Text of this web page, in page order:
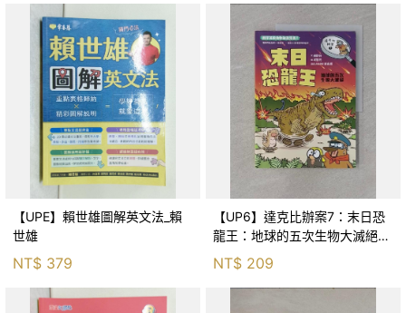
【UPE】賴世雄圖解英文法_賴
世雄
NT$ 379
【UP6】達克比辦案7：末日恐
龍王：地球的五次生物大滅絕_
胡妙芬
NT$ 209